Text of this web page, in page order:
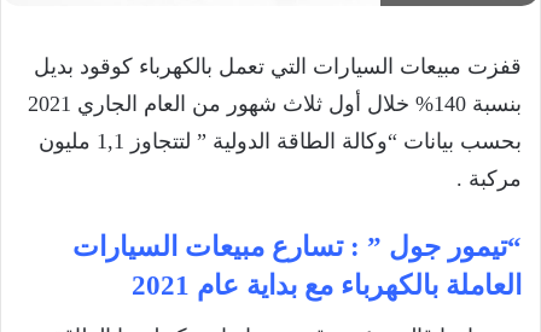
قفزت مبيعات السيارات التي تعمل بالكهرباء كوقود بديل
بنسبة 140% خلال أول ثلاث شهور من العام الجاري 2021
بحسب بيانات “وكالة الطاقة الدولية ” لتتجاوز 1,1 مليون
مركبة .
“تيمور جول ” : تسارع مبيعات السيارات
العاملة بالكهرباء مع بداية عام 2021